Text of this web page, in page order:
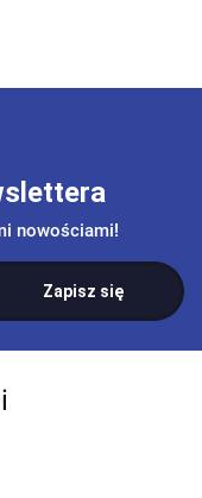
nowościami!